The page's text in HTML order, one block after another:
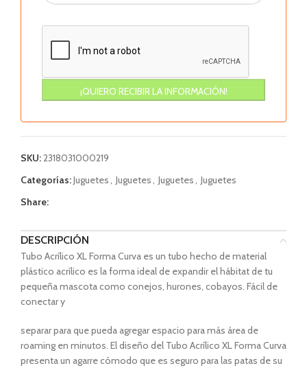
SKU:2318031000219
Categorías:Juguetes, Juguetes, Juguetes, Juguetes
Share:
DESCRIPCIÓN
Tubo Acrílico XL Forma Curva es un tubo hecho de material
plástico acrílico es la forma ideal de expandir el hábitat de tu
pequeña mascota como conejos, hurones, cobayos. Fácil de
conectar y
separar para que pueda agregar espacio para más área de
roaming en minutos. El diseño del Tubo Acrílico XL Forma Curva
presenta un agarre cómodo que es seguro para las patas de su